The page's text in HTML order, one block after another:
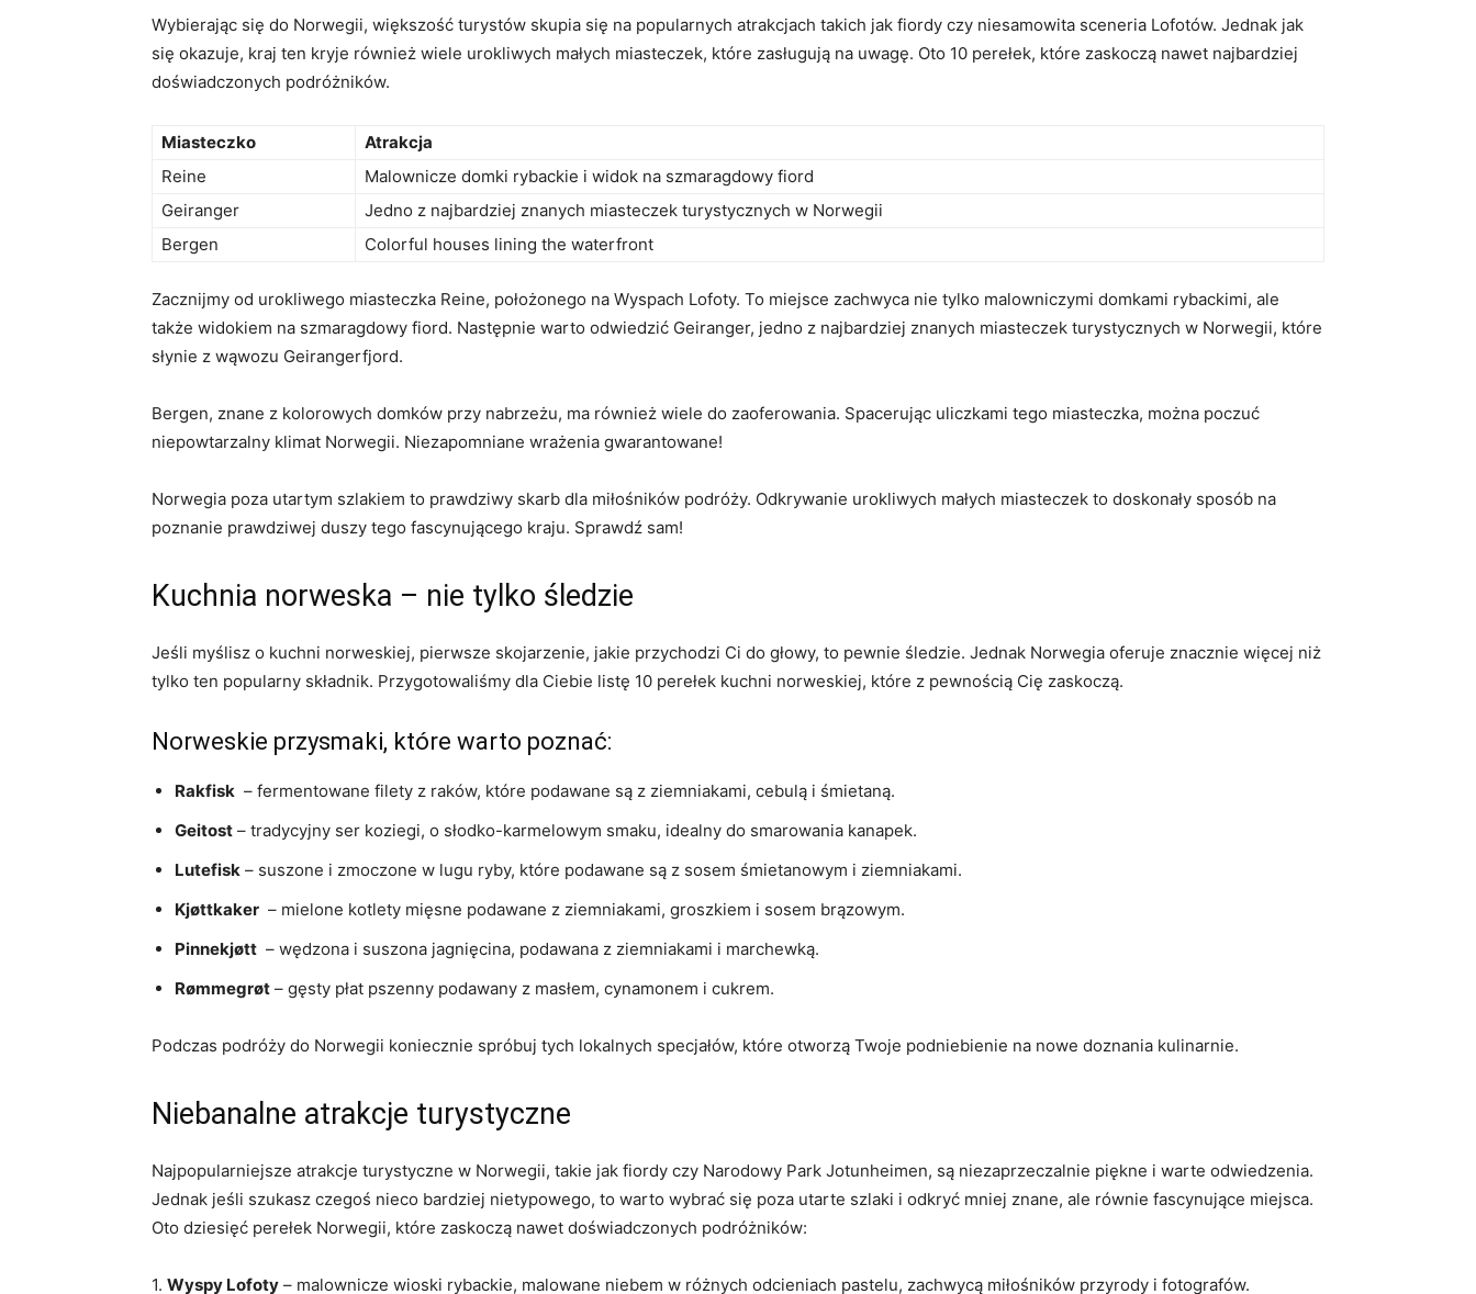
Wybierając‌ się do Norwegii, większość ⁤turystów skupia się na popularnych atrakcjach takich ​jak fiordy ‌czy niesamowita ⁢sceneria Lofotów. Jednak jak
się okazuje, kraj ten kryje również wiele urokliwych małych miasteczek, które zasługują na uwagę. Oto 10 perełek, które ‌zaskoczą nawet⁢ najbardziej ​
doświadczonych podróżników.
Miasteczko
Atrakcja
Reine
Malownicze domki rybackie i widok na⁢ szmaragdowy fiord
Geiranger
Jedno z najbardziej ⁢znanych miasteczek ⁤turystycznych w Norwegii
Bergen
Colorful houses lining the waterfront
Zacznijmy od​ urokliwego miasteczka Reine, położonego na⁣ Wyspach Lofoty. To miejsce zachwyca nie ⁣tylko malowniczymi ⁣domkami ‍rybackimi,⁢ ale
⁣także widokiem ⁤na szmaragdowy⁤ fiord. Następnie warto⁢ odwiedzić‍ Geiranger, jedno z najbardziej znanych miasteczek turystycznych ⁢w Norwegii, które
słynie⁤ z wąwozu ⁣Geirangerfjord.
Bergen, znane z kolorowych domków przy​ nabrzeżu, ma również wiele do zaoferowania. ⁢Spacerując uliczkami ‌tego​ miasteczka, można poczuć
‍niepowtarzalny⁤ klimat Norwegii. Niezapomniane wrażenia gwarantowane!
Norwegia poza utartym szlakiem to‌ prawdziwy skarb ⁤dla miłośników ‍podróży. Odkrywanie urokliwych ‌małych miasteczek⁣ to doskonały⁣ sposób⁤ na
poznanie ‍prawdziwej duszy tego ⁢fascynującego ⁤kraju. Sprawdź sam!
Kuchnia norweska⁤ – nie tylko śledzie
Jeśli myślisz o kuchni⁢ norweskiej, pierwsze‌ skojarzenie, jakie przychodzi ⁢Ci do​ głowy, to pewnie śledzie. Jednak Norwegia ⁢oferuje znacznie więcej ‍niż
tylko ​ten ‍popularny składnik. Przygotowaliśmy ‍dla ⁣Ciebie⁤ listę ⁢10 perełek kuchni ⁣norweskiej,​ które z pewnością Cię zaskoczą.
Norweskie przysmaki, które warto poznać:
Rakfisk ⁢ –⁣ fermentowane⁢ filety z raków, które podawane są z ziemniakami, cebulą‌ i ⁤śmietaną.
Geitost – tradycyjny ser koziegi, o ‍słodko-karmelowym smaku, ⁢idealny do smarowania kanapek.
Lutefisk – suszone i zmoczone w lugu⁢ ryby, które podawane są z ⁣sosem śmietanowym i​ ziemniakami.
Kjøttkaker ‌ – mielone kotlety mięsne podawane z ziemniakami, groszkiem i sosem⁣ brązowym.
Pinnekjøtt ⁤ – wędzona i suszona jagnięcina, podawana z ziemniakami ⁤i marchewką.
Rømmegrøt – ⁤gęsty płat ⁤pszenny podawany z ⁣masłem, cynamonem‍ i cukrem.
Podczas podróży do‌ Norwegii koniecznie ‌spróbuj tych lokalnych specjałów, które ‌otworzą ⁤Twoje podniebienie na nowe​ doznania kulinarnie.
Niebanalne⁣ atrakcje turystyczne
Najpopularniejsze atrakcje turystyczne w Norwegii, takie jak fiordy⁤ czy ‍Narodowy ⁣Park ⁢Jotunheimen, są niezaprzeczalnie piękne i warte odwiedzenia.
Jednak jeśli szukasz czegoś​ nieco bardziej ‍nietypowego,⁢ to warto wybrać się poza​ utarte szlaki i odkryć mniej znane, ​ale równie​ fascynujące miejsca.
Oto ​dziesięć perełek Norwegii, ​które zaskoczą⁣ nawet doświadczonych podróżników:
1.‍ Wyspy Lofoty – ⁤malownicze wioski rybackie, malowane‌ niebem w ‌różnych odcieniach pastelu, zachwycą miłośników ⁣przyrody i⁣ fotografów.